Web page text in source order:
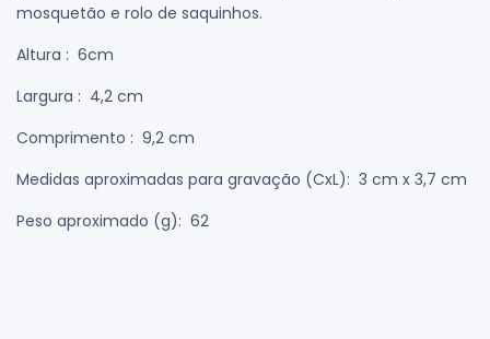
mosquetão e rolo de saquinhos.
Altura : 6cm
Largura : 4,2 cm
Comprimento : 9,2 cm
Medidas aproximadas para gravação (CxL): 3 cm x 3,7 cm
Peso aproximado (g): 62